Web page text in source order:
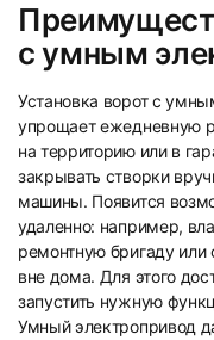
с умным
Установка ворот с
упрощает ежедневную
на территорию или в
закрывать створки
машины. Появится
удаленно: например,
ремонтную бригаду или
вне дома. Для этого
запустить нужную
Умный электропривод